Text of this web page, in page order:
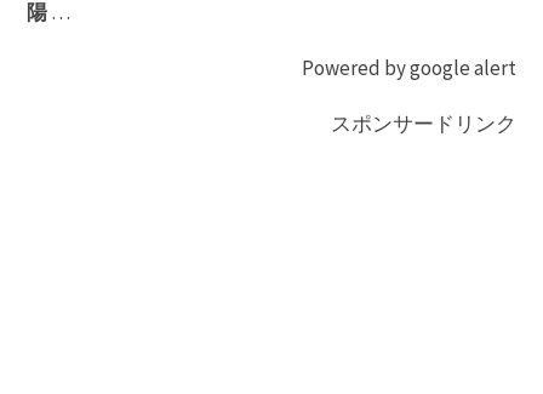
陽…
Powered by google alert
スポンサードリンク